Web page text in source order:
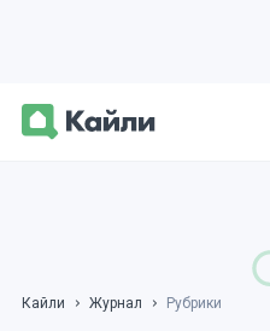
Кайли Журнал Рубрики